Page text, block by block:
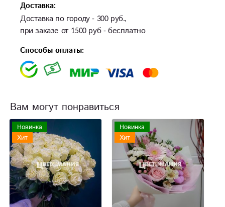
Доставка:
Доставка по городу - 300 руб.,
при заказе от 1500 руб - бесплатно
Способы оплаты:
Вам могут понравиться
Новинка
Хит
Новинка
Хит